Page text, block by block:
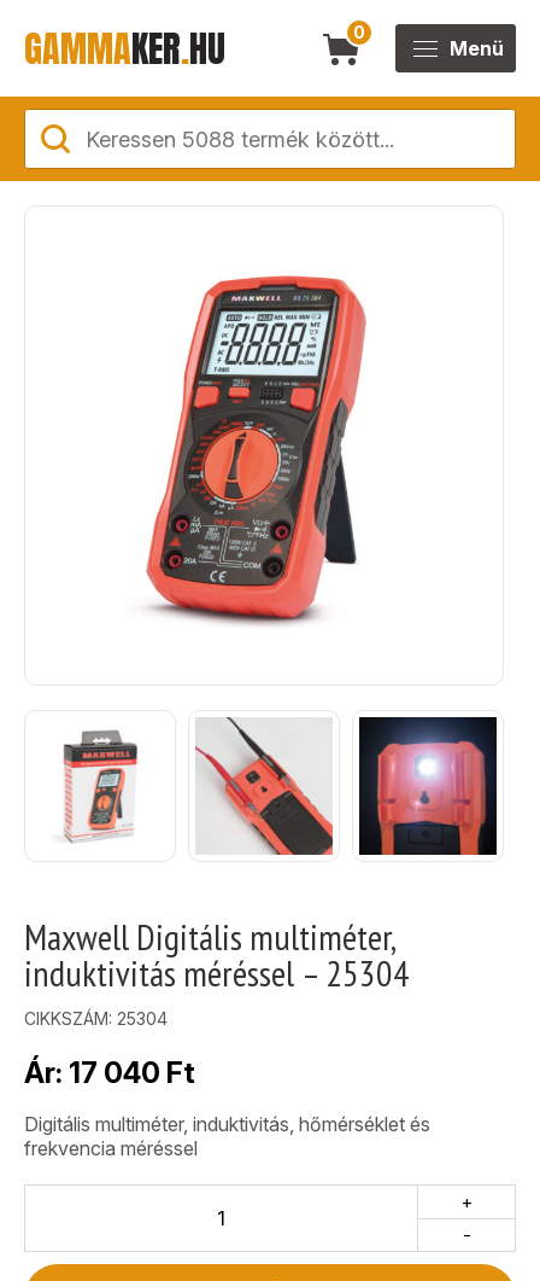
GAMMAKER.HU 0
Menü
Maxwell Digitális multiméter,
induktivitás méréssel – 25304
CIKKSZÁM: 25304
Ár: 17 040 Ft
Digitális multiméter, induktivitás, hőmérséklet és
frekvencia méréssel
-
+